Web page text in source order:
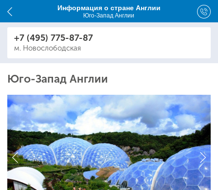
Информация о стране Англии
Юго-Запад Англии
+7 (495) 775-87-87
м. Новослободская
Юго-Запад Англии